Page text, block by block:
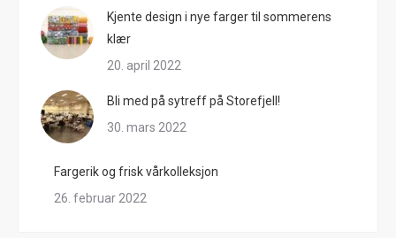
Kjente design i nye farger til sommerens
klær
20. april 2022
Bli med på sytreff på Storefjell!
30. mars 2022
Fargerik og frisk vårkolleksjon
26. februar 2022